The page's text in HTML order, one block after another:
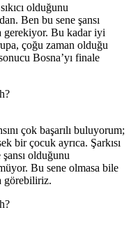
olduğunu
Ben bu sene şansı
gerekiyor. Bu kadar iyi
çoğu zaman olduğu
Bosna’yı finale
çok başarılı buluyorum;
bir çocuk ayrıca. Şarkısı
olduğunu
Bu sene olmasa bile
görebiliriz.